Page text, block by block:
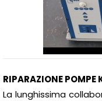
RIPARAZIONE POMPE
La lunghissima